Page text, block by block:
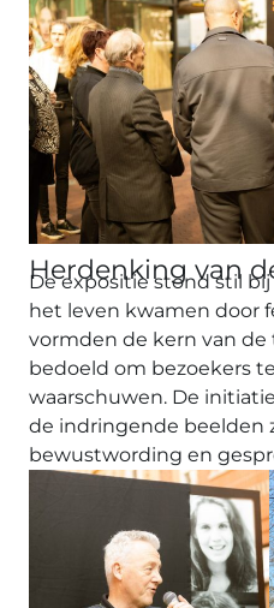
Herdenking van
De expositie stond stil
het leven kwamen door
vormden de kern van
bedoeld om bezoekers
waarschuwen. De
de indringende beelden
bewustwording en